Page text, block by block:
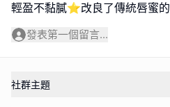
輕盈不黏膩⭐️改良了傳統唇蜜的
發表第一個留言...
社群主題